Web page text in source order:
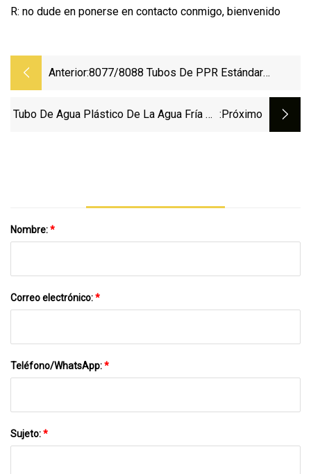
R: no dude en ponerse en contacto conmigo, bienvenido
Anterior:8077/8088 Tubos De PPR Estándar
Tubo De Agua Plástico De La Agua Fría De :próximo
Nombre:*
Correo electrónico:*
Teléfono/WhatsApp:*
Sujeto:*